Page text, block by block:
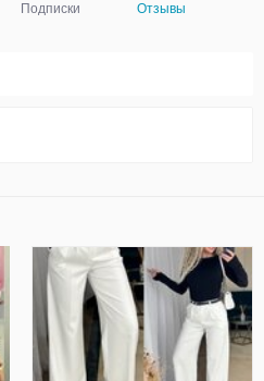
Подписки Отзывы